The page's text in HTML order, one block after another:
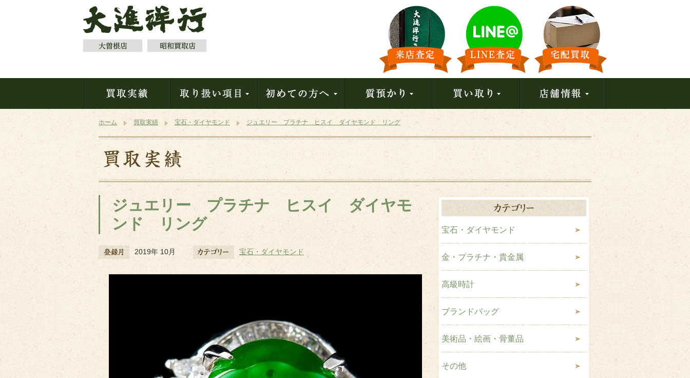
ホーム 買取実績 宝石・ダイヤモンド ジュエリー プラチナ ヒスイ ダイヤモンド リング
ジュエリー プラチナ ヒスイ ダイヤモ
ンド リング
2019年 10月 宝石・ダイヤモンド
宝石・ダイヤモンド
金・プラチナ・貴金属
高級時計
ブランドバッグ
美術品・絵画・骨董品
その他